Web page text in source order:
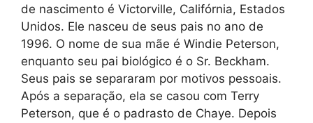
de nascimento é Victorville, Califórnia, Estados
Unidos. Ele nasceu de seus pais no ano de
1996. O nome de sua mãe é Windie Peterson,
enquanto seu pai biológico é o Sr. Beckham.
Seus pais se separaram por motivos pessoais.
Após a separação, ela se casou com Terry
Peterson, que é o padrasto de Chaye. Depois